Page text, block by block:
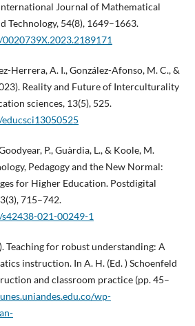
Journal of Mathematical
Technology, 54(8), 1649–1663.
Herrera, A. I., González-Afonso, M. C., &
Reality and Future of Interculturality
sciences, 13(5), 525.
P., Guàrdia, L., & Koole, M.
Pedagogy and the New Normal:
for Higher Education. Postdigital
715–742.
021-00249-1
Teaching for robust understanding: A
instruction. In A. H. (Ed. ) Schoenfeld
and classroom practice (pp. 45–
wp-